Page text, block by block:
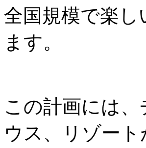
全国規模で楽
ます。
この計画には
ウス、リゾー